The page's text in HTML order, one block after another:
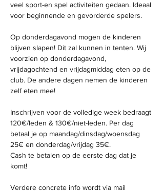
veel sport-en spel activiteiten gedaan. Ideaal
voor beginnende en gevorderde spelers.
Op donderdagavond mogen de kinderen
blijven slapen! Dit zal kunnen in tenten. Wij
voorzien op donderdagavond,
vrijdagochtend en vrijdagmiddag eten op de
club. De andere dagen nemen de kinderen
zelf eten mee!
Inschrijven voor de volledige week bedraagt
120€/leden & 130€/niet-leden. Per dag
betaal je op maandag/dinsdag/woensdag
25€ en donderdag/vrijdag 35€.
Cash te betalen op de eerste dag dat je
komt!
Verdere concrete info wordt via mail